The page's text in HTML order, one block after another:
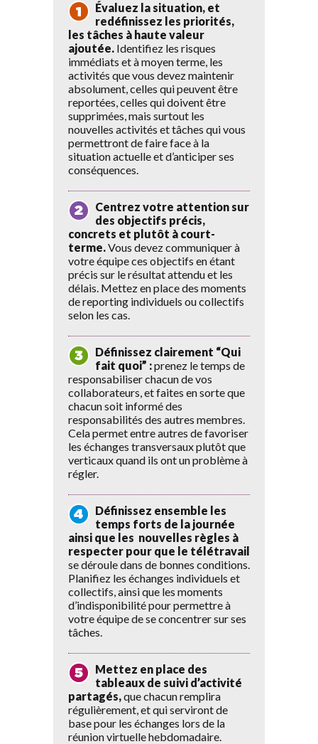
Évaluez la situation, et
redéfinissez les priorités,
les tâches à haute valeur
ajoutée. Identifiez les risques
immédiats et à moyen terme, les
activités que vous devez maintenir
absolument, celles qui peuvent être
reportées, celles qui doivent être
supprimées, mais surtout les
nouvelles activités et tâches qui vous
permettront de faire face à la
situation actuelle et d’anticiper ses
conséquences.
Centrez votre attention sur
des objectifs précis,
concrets et plutôt à court-
terme.Vous devez communiquer à
votre équipe ces objectifs en étant
précis sur le résultat attendu et les
délais. Mettez en place des moments
de reporting individuels ou collectifs
selon les cas.
Définissez clairement “Qui
fait quoi” :prenez le temps de
responsabiliser chacun de vos
collaborateurs, et faites en sorte que
chacun soit informé des
responsabilités des autres membres.
Cela permet entre autres de favoriser
les échanges transversaux plutôt que
verticaux quand ils ont un problème à
régler.
Définissez ensemble les
temps forts de la journée
ainsi que les nouvelles règles à
respecter pour que le télétravail
se déroule dans de bonnes conditions.
Planifiez les échanges individuels et
collectifs, ainsi que les moments
d’indisponibilité pour permettre à
votre équipe de se concentrer sur ses
tâches.
Mettez en place des
tableaux de suivi d’activité
partagés,que chacun remplira
régulièrement, et qui serviront de
base pour les échanges lors de la
réunion virtuelle hebdomadaire.